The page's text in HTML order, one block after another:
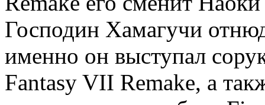
Господин Хамагучи
именно он выступал
Fantasy VII Remake, а